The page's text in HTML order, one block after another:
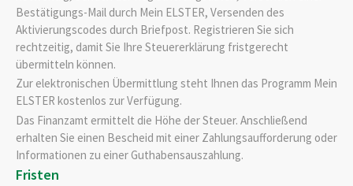
Bestätigungs-Mail durch Mein ELSTER, Versenden des
Aktivierungscodes durch Briefpost. Registrieren Sie sich
rechtzeitig, damit Sie Ihre Steuererklärung fristgerecht
übermitteln können.
Zur elektronischen Übermittlung steht Ihnen das Programm Mein
ELSTER kostenlos zur Verfügung.
Das Finanzamt ermittelt die Höhe der Steuer. Anschließend
erhalten Sie einen Bescheid mit einer Zahlungsaufforderung oder
Informationen zu einer Guthabensauszahlung.
Fristen